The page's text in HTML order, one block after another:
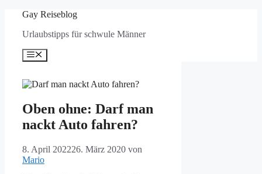
springen
Gay Reiseblog
Urlaubstipps für schwule Männer
Menü
Oben ohne: Darf man
nackt Auto fahren?
8. April 202226. März 2020 von
Mario